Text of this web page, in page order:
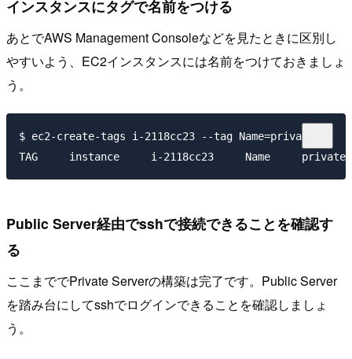
インスタンスにタグで名前をつける
あとでAWS Management Consoleなどを見たときに区別し
やすいよう、EC2インスタンスには名前をつけておきましょ
う。
$ ec2-create-tags i-2118cc23 --tag Name=private
Public Server経由でsshで接続できることを確認す
る
ここまででPrivate Serverの構築は完了です。Public Server
を踏み台にしてsshでログインできることを確認しましょ
う。